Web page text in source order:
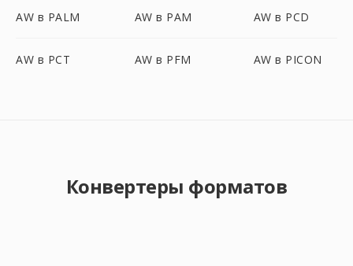
AW в PALM AW в PAM AW в PCD
AW в PCT AW в PFM AW в PICON
Конвертеры форматов